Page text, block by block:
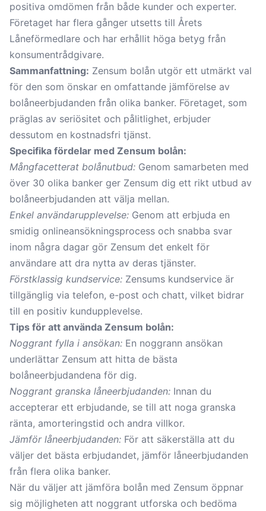
positiva omdömen från både kunder och experter.
Företaget har flera gånger utsetts till Årets
Låneförmedlare och har erhållit höga betyg från
konsumentrådgivare.
Sammanfattning: Zensum bolån utgör ett utmärkt val
för den som önskar en omfattande jämförelse av
bolåneerbjudanden från olika banker. Företaget, som
präglas av seriösitet och pålitlighet, erbjuder
dessutom en kostnadsfri tjänst.
Specifika fördelar med Zensum bolån:
Mångfacetterat bolånutbud: Genom samarbeten med
över 30 olika banker ger Zensum dig ett rikt utbud av
bolåneerbjudanden att välja mellan.
Enkel användarupplevelse: Genom att erbjuda en
smidig onlineansökningsprocess och snabba svar
inom några dagar gör Zensum det enkelt för
användare att dra nytta av deras tjänster.
Förstklassig kundservice: Zensums kundservice är
tillgänglig via telefon, e-post och chatt, vilket bidrar
till en positiv kundupplevelse.
Tips för att använda Zensum bolån:
Noggrant fylla i ansökan: En noggrann ansökan
underlättar Zensum att hitta de bästa
bolåneerbjudandena för dig.
Noggrant granska låneerbjudanden: Innan du
accepterar ett erbjudande, se till att noga granska
ränta, amorteringstid och andra villkor.
Jämför låneerbjudanden: För att säkerställa att du
väljer det bästa erbjudandet, jämför låneerbjudanden
från flera olika banker.
När du väljer att jämföra bolån med Zensum öppnar
sig möjligheten att noggrant utforska och bedöma